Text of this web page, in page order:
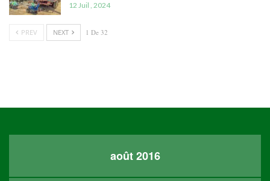
12 Juil , 2024
PREV NEXT 1 De 32
août 2016